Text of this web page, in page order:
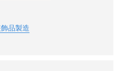
品製造